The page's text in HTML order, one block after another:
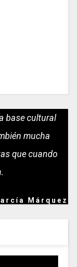
base cultural
mucha
que cuando
Márquez